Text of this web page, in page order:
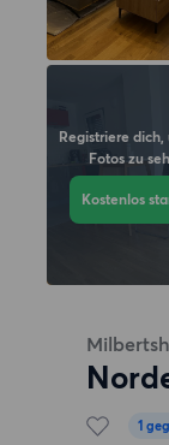
Registriere dich,
Fotos zu
Kostenlos
1